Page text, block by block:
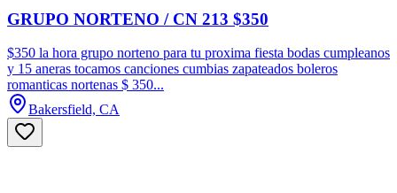
GRUPO NORTENO / CN 213 $350
$350 la hora grupo norteno para tu proxima fiesta bodas cumpleanos
y 15 aneras tocamos canciones cumbias zapateados boleros
romanticas nortenas $ 350...
Bakersfield, CA